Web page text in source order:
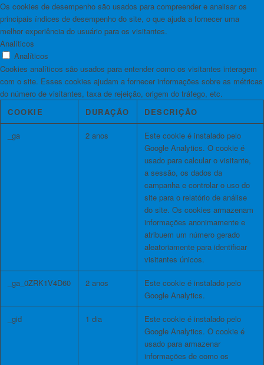
Os cookies de desempenho são usados ​​para compreender e analisar os
principais índices de desempenho do site, o que ajuda a fornecer uma
melhor experiência do usuário para os visitantes.
Analíticos
Analíticos
Cookies analíticos são usados ​​para entender como os visitantes interagem
com o site. Esses cookies ajudam a fornecer informações sobre as métricas
do número de visitantes, taxa de rejeição, origem do tráfego, etc.
COOKIE
DURAÇÃO DESCRIÇÃO
_ga 2 anos
Este cookie é instalado pelo
Google Analytics. O cookie é
usado para calcular o visitante,
a sessão, os dados da
campanha e controlar o uso do
site para o relatório de análise
do site. Os cookies armazenam
informações anonimamente e
atribuem um número gerado
aleatoriamente para identificar
visitantes únicos.
_ga_0ZRK1V4D60 2 anos
Este cookie é instalado pelo
Google Analytics.
_gid 1 dia
Este cookie é instalado pelo
Google Analytics. O cookie é
usado para armazenar
informações de como os